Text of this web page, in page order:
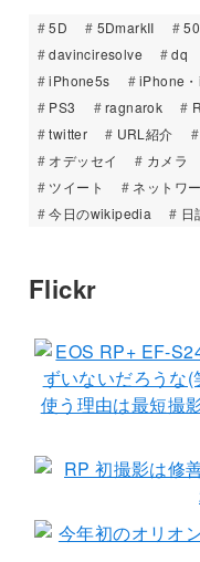
5D 5DmarkII
davinciresolve
dq
iPhone5s
iPhone
PS3
ragnarok
twitter
URL紹介
オデッセイ
カメラ
ツイート
ネットワ
今日のwikipedia
日
Flickr